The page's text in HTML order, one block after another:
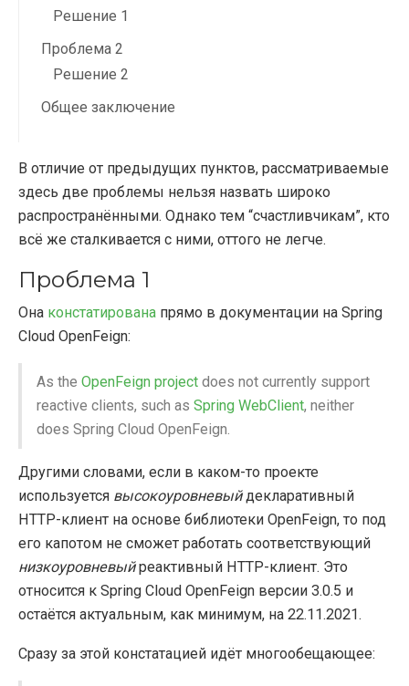
Решение 1
Проблема 2
Решение 2
Общее заключение
В отличие от предыдущих пунктов, рассматриваемые
здесь две проблемы нельзя назвать широко
распространёнными. Однако тем “счастливчикам”, кто
всё же сталкивается с ними, оттого не легче.
Проблема 1
Она констатирована прямо в документации на Spring
Cloud OpenFeign:
As theOpenFeign project does not currently support
reactive clients, such asSpring WebClient, neither
does Spring Cloud OpenFeign.
Другими словами, если в каком-то проекте
используется высокоуровневыйдекларативный
HTTP-клиент на основе библиотеки OpenFeign, то под
его капотом не сможет работать соответствующий
низкоуровневыйреактивный HTTP-клиент. Это
относится к Spring Cloud OpenFeign версии 3.0.5 и
остаётся актуальным, как минимум, на 22.11.2021.
Сразу за этой констатацией идёт многообещающее: